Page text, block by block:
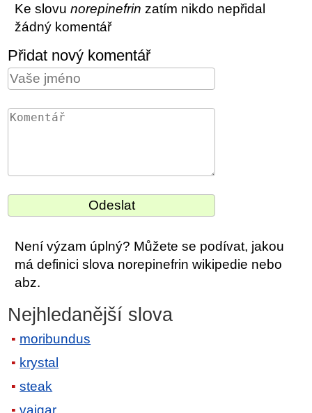
Ke slovunorepinefrin zatím nikdo nepřidal
žádný komentář
Přidat nový komentář
Není výzam úplný? Můžete se podívat, jakou
má definici slova norepinefrin wikipedie nebo
abz.
Nejhledanější slova
moribundus
krystal
steak